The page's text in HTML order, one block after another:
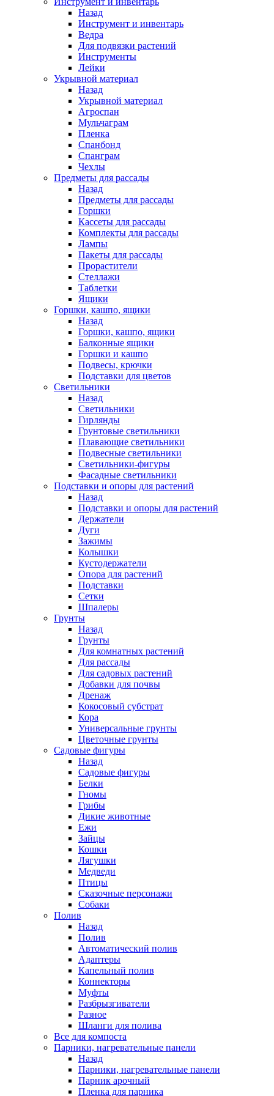
Назад
Инструмент и инвентарь
Ведра
Для подвязки растений
Инструменты
Лейки
Укрывной материал
Назад
Укрывной материал
Агроспан
Мульчаграм
Пленка
Спанбонд
Спанграм
Чехлы
Предметы для рассады
Назад
Предметы для рассады
Горшки
Кассеты для рассады
Комплекты для рассады
Лампы
Пакеты для рассады
Прорастители
Стеллажи
Таблетки
Ящики
Горшки, кашпо, ящики
Назад
Горшки, кашпо, ящики
Балконные ящики
Горшки и кашпо
Подвесы, крючки
Подставки для цветов
Светильники
Назад
Светильники
Гирлянды
Грунтовые светильники
Плавающие светильники
Подвесные светильники
Светильники-фигуры
Фасадные светильники
Подставки и опоры для растений
Назад
Подставки и опоры для растений
Держатели
Дуги
Зажимы
Колышки
Кустодержатели
Опора для растений
Подставки
Сетки
Шпалеры
Грунты
Назад
Грунты
Для комнатных растений
Для рассады
Для садовых растений
Добавки для почвы
Дренаж
Кокосовый субстрат
Кора
Универсальные грунты
Цветочные грунты
Садовые фигуры
Назад
Садовые фигуры
Белки
Гномы
Грибы
Дикие животные
Ежи
Зайцы
Кошки
Лягушки
Медведи
Птицы
Сказочные персонажи
Собаки
Полив
Назад
Полив
Автоматический полив
Адаптеры
Капельный полив
Коннекторы
Муфты
Разбрызгиватели
Разное
Шланги для полива
Все для компоста
Парники, нагревательные панели
Назад
Парники, нагревательные панели
Парник арочный
Пленка для парника